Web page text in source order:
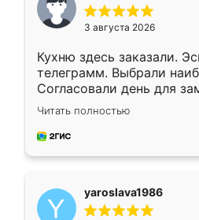
3 августа 2026
Кухню здесь заказали.
телеграмм. Выбрали
Согласовали день для
недели кухня была уже
довольны работой.
мебель за качественную
Читать полностью
yaroslava1986